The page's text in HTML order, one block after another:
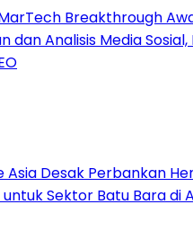
Breakthrough
dan Analisis Media
Asia Desak Perbankan
Sektor Batu Bara di